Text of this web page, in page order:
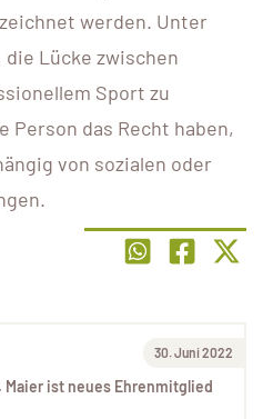
werden. Unter
Lücke zwischen
Sport zu
Person das Recht haben,
von sozialen oder
30. Juni 2022
Maier ist neues Ehrenmitglied